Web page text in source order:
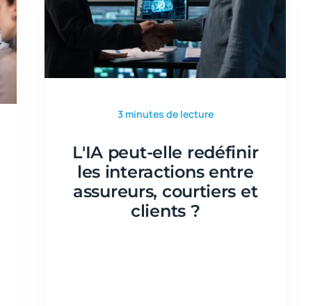
3 minutes de lecture
L'IA peut-elle redéfinir
les interactions entre
assureurs, courtiers et
clients ?